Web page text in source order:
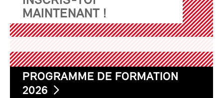
MAINTENANT !
PROGRAMME DE FORMATION
2026